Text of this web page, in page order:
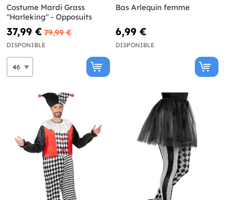
Costume Mardi Grass
"Harleking" - Opposuits
37,99 € 79,99 €
DISPONIBLE
Bas Arlequin femme
6,99 €
DISPONIBLE